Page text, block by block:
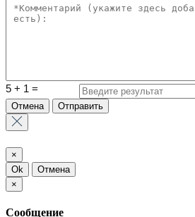
Отмена Отправить
×
Ok
Отмена
×
Сообщение